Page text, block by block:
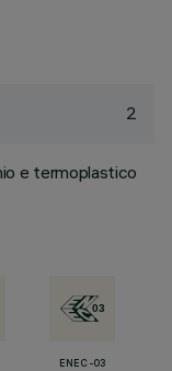
2
e termoplastico
ENEC-03